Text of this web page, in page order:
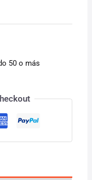
50 o más